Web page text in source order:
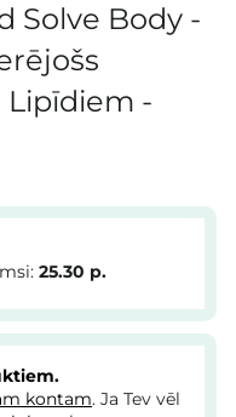
Solve Body -
Lipīdiem -
25.30 p.
kontam. Ja Tev vēl